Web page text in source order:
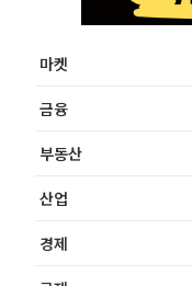
마켓
금융
부동산
산업
경제